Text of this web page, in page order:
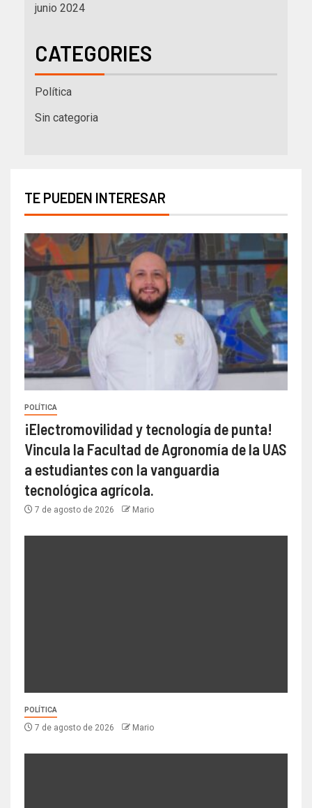
junio 2024
CATEGORIES
Política
Sin categoria
TE PUEDEN INTERESAR
POLÍTICA
¡Electromovilidad y tecnología de punta!
Vincula la Facultad de Agronomía de la UAS
a estudiantes con la vanguardia
tecnológica agrícola.
7 de agosto de 2026 Mario
POLÍTICA
7 de agosto de 2026 Mario